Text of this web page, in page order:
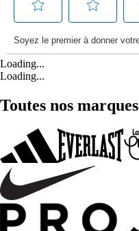
Loading...
Loading...
Toutes nos marques